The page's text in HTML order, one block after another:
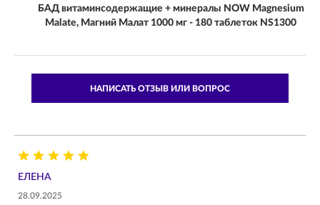
БАД витаминсодержащие + минералы NOW Magnesium
Malate, Магний Малат 1000 мг - 180 таблеток NS1300
НАПИСАТЬ ОТЗЫВ ИЛИ ВОПРОС
ЕЛЕНА
28.09.2025